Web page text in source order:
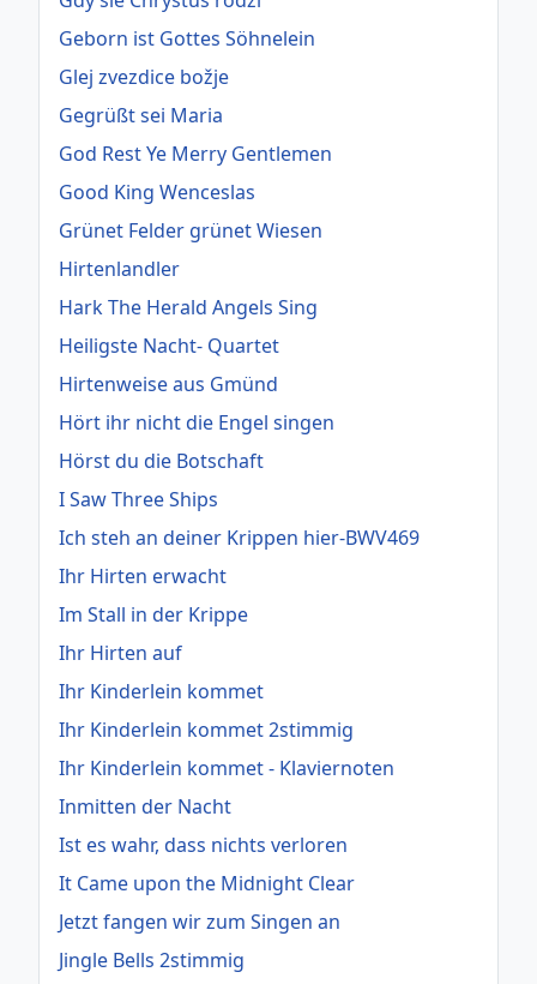
Geborn ist Gottes Söhnelein
Glej zvezdice božje
Gegrüßt sei Maria
God Rest Ye Merry Gentlemen
Good King Wenceslas
Grünet Felder grünet Wiesen
Hirtenlandler
Hark The Herald Angels Sing
Heiligste Nacht- Quartet
Hirtenweise aus Gmünd
Hört ihr nicht die Engel singen
Hörst du die Botschaft
I Saw Three Ships
Ich steh an deiner Krippen hier-BWV469
Ihr Hirten erwacht
Im Stall in der Krippe
Ihr Hirten auf
Ihr Kinderlein kommet
Ihr Kinderlein kommet 2stimmig
Ihr Kinderlein kommet - Klaviernoten
Inmitten der Nacht
Ist es wahr, dass nichts verloren
It Came upon the Midnight Clear
Jetzt fangen wir zum Singen an
Jingle Bells 2stimmig